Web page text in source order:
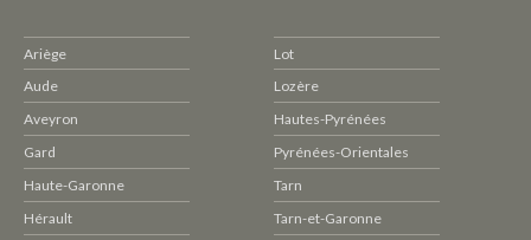
Ariège
Aude
Aveyron
Gard
Haute-Garonne
Hérault
Lot
Lozère
Hautes-Pyrénées
Pyrénées-Orientales
Tarn
Tarn-et-Garonne